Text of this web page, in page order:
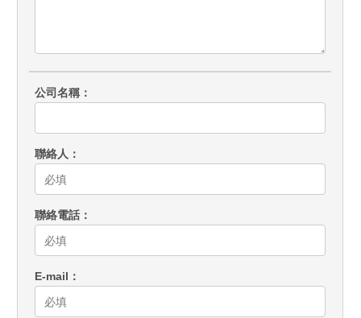
公司名稱
聯絡人
聯絡電話
E-mail